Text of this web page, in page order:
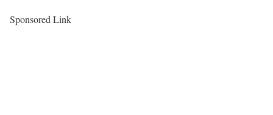
Sponsored Link